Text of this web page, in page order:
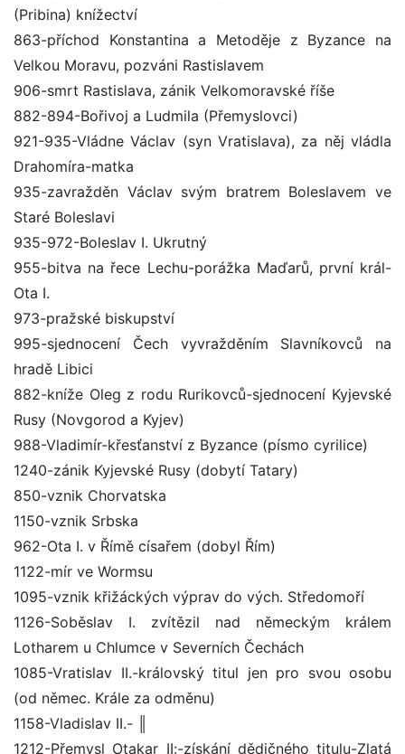
(Pribina) knížectví
863-příchod Konstantina a Metoděje z Byzance na
Velkou Moravu, pozváni Rastislavem
906-smrt Rastislava, zánik Velkomoravské říše
882-894-Bořivoj a Ludmila (Přemyslovci)
921-935-Vládne Václav (syn Vratislava), za něj vládla
Drahomíra-matka
935-zavražděn Václav svým bratrem Boleslavem ve
Staré Boleslavi
935-972-Boleslav I. Ukrutný
955-bitva na řece Lechu-porážka Maďarů, první král-
Ota I.
973-pražské biskupství
995-sjednocení Čech vyvražděním Slavníkovců na
hradě Libici
882-kníže Oleg z rodu Rurikovců-sjednocení Kyjevské
Rusy (Novgorod a Kyjev)
988-Vladimír-křesťanství z Byzance (písmo cyrilice)
1240-zánik Kyjevské Rusy (dobytí Tatary)
850-vznik Chorvatska
1150-vznik Srbska
962-Ota I. v Římě císařem (dobyl Řím)
1122-mír ve Wormsu
1095-vznik křižáckých výprav do vých. Středomoří
1126-Soběslav I. zvítězil nad německým králem
Lotharem u Chlumce v Severních Čechách
1085-Vratislav II.-královský titul jen pro svou osobu
(od němec. Krále za odměnu)
1158-Vladislav II.- ║
1212-Přemysl Otakar II:-získání dědičného titulu-Zlatá